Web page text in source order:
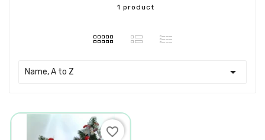
1 product
Name, A to Z 
favorite_border